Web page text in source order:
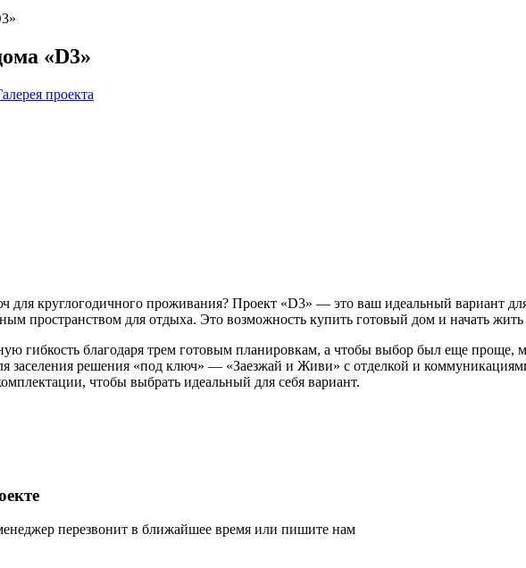
«D3»
проекта
для круглогодичного проживания? Проект «D3» — это ваш идеальный вариант
пространством для отдыха. Это возможность купить готовый дом и начать жить
гибкость благодаря трем готовым планировкам, а чтобы выбор был еще проще,
заселения решения «под ключ» — «Заезжай и Живи» с отделкой и
чтобы выбрать идеальный для себя вариант.
перезвонит в ближайшее время или пишите нам